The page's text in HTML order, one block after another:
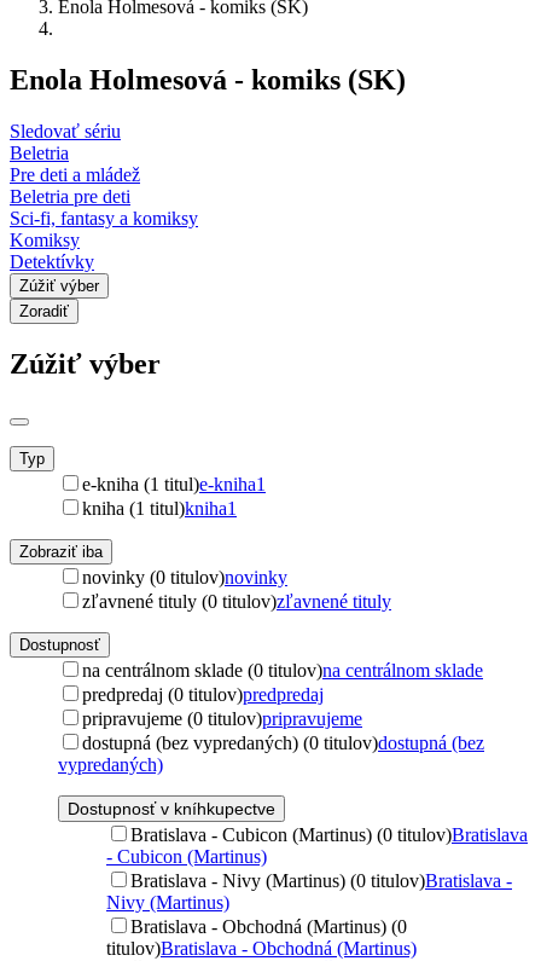
Enola Holmesová - komiks (SK)
Enola Holmesová - komiks (SK)
Sledovať sériu
Beletria
Pre deti a mládež
Beletria pre deti
Sci-fi, fantasy a komiksy
Komiksy
Detektívky
Zúžiť výber
Zoradiť
Zúžiť výber
Typ
e-kniha (1 titul)e-kniha1
kniha (1 titul)kniha1
Zobraziť iba
novinky (0 titulov)novinky
zľavnené tituly (0 titulov)zľavnené tituly
Dostupnosť
na centrálnom sklade (0 titulov)na centrálnom sklade
predpredaj (0 titulov)predpredaj
pripravujeme (0 titulov)pripravujeme
dostupná (bez vypredaných) (0 titulov)dostupná (bez
vypredaných)
Dostupnosť v kníhkupectve
Bratislava - Cubicon (Martinus) (0 titulov)Bratislava
- Cubicon (Martinus)
Bratislava - Nivy (Martinus) (0 titulov)Bratislava -
Nivy (Martinus)
Bratislava - Obchodná (Martinus) (0
titulov)Bratislava - Obchodná (Martinus)